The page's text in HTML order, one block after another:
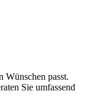
Wünschen passt.
Sie umfassend